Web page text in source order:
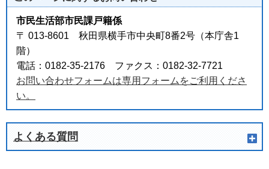
市民生活部市民課戸籍係
〒 013-8601 秋田県横手市中央町8番2号（本庁舎1
階）
電話：0182-35-2176 ファクス：0182-32-7721
お問い合わせフォームは専用フォームをご利用くださ
い。
よくある質問